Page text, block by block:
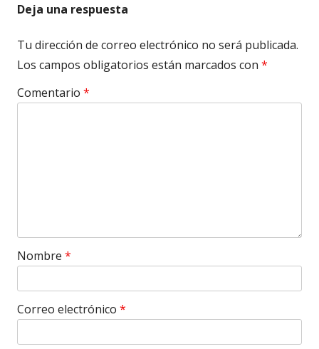
Deja una respuesta
Tu dirección de correo electrónico no será publicada.
Los campos obligatorios están marcados con *
Comentario *
Nombre *
Correo electrónico *